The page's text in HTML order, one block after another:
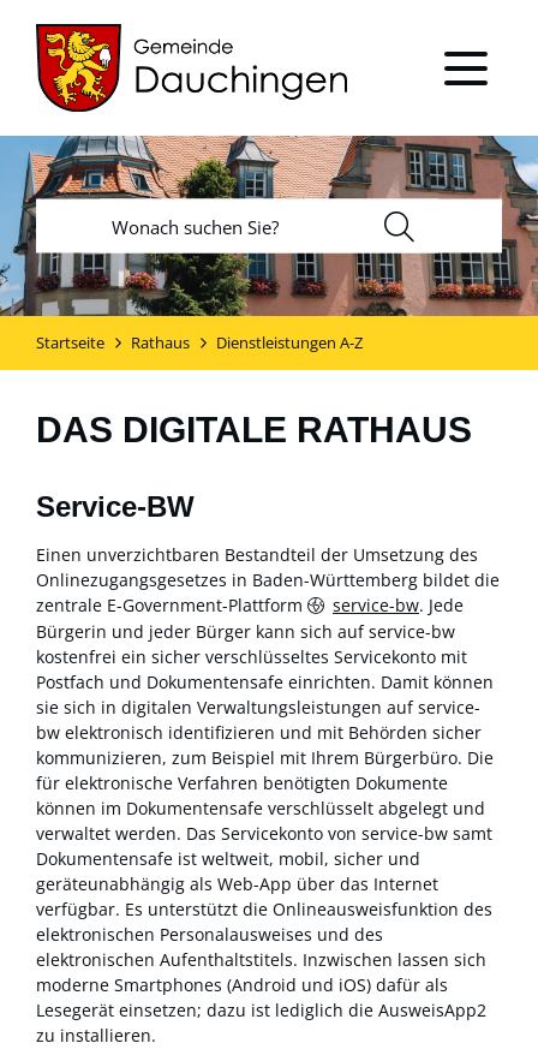
Startseite Rathaus Dienstleistungen A-Z
DAS DIGITALE RATHAUS
Service-BW
Einen unverzichtbaren Bestandteil der Umsetzung des
Onlinezugangsgesetzes in Baden-Württemberg bildet die
zentrale E-Government-Plattform
service-bw. Jede
Bürgerin und jeder Bürger kann sich auf service-bw
kostenfrei ein sicher verschlüsseltes Servicekonto mit
Postfach und Dokumentensafe einrichten. Damit können
sie sich in digitalen Verwaltungsleistungen auf service-
bw elektronisch identifizieren und mit Behörden sicher
kommunizieren, zum Beispiel mit Ihrem Bürgerbüro. Die
für elektronische Verfahren benötigten Dokumente
können im Dokumentensafe verschlüsselt abgelegt und
verwaltet werden. Das Servicekonto von service-bw samt
Dokumentensafe ist weltweit, mobil, sicher und
geräteunabhängig als Web-App über das Internet
verfügbar. Es unterstützt die Onlineausweisfunktion des
elektronischen Personalausweises und des
elektronischen Aufenthaltstitels. Inzwischen lassen sich
moderne Smartphones (Android und iOS) dafür als
Lesegerät einsetzen; dazu ist lediglich die AusweisApp2
zu installieren.